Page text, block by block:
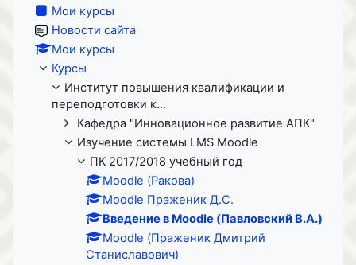
Мои курсы
Новости сайта
Мои курсы
Курсы
Институт повышения квалификации и
переподготовки к...
Кафедра "Инновационное развитие АПК"
Изучение системы LMS Moodle
ПК 2017/2018 учебный год
Moodle (Ракова)
Moodle Праженик Д.С.
Введение в Moodle (Павловский В.А.)
Moodle (Праженик Дмитрий
Станиславович)